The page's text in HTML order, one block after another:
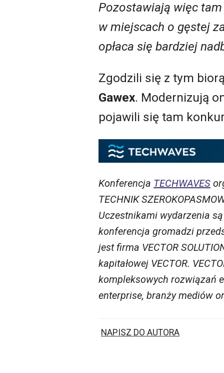
Pozostawiają więc
w miejscach o gęstej
opłaca się bardziej
Zgodzili się z tym
Gawex. Modernizują
pojawili się tam
Konferencja TECHWAVES
TECHNIK
Uczestnikami wydarzenia
konferencja gromadzi
jest firma VECTOR
kapitałowej VECTOR.
kompleksowych rozwiązań
enterprise, branży mediów
NAPISZ DO AUTORA